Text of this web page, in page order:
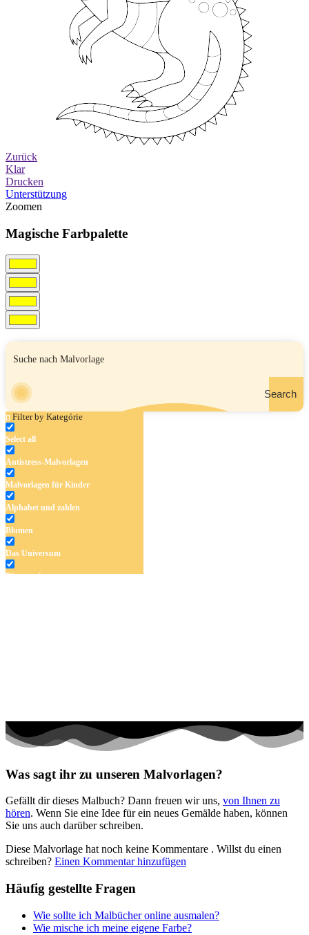
Zurück
Klar
Drucken
Unterstützung
Zoomen
Magische Farbpalette
Search
Filter by Kategórie
Select all
Antistress-Malvorlagen
Malvorlagen für Kinder
Alphabet und zahlen
Blumen
Das Universum
Dinosaurier
Musik und Musikinstrumente
Sommer und Feiertage
Sport
Teddys und Pferde
Tiere und Natur
Valentinstag und Liebe
Winter und Weihnachten
Was sagt ihr zu unseren Malvorlagen?
Gefällt dir dieses Malbuch? Dann freuen wir uns, von Ihnen zu
hören. Wenn Sie eine Idee für ein neues Gemälde haben, können
Sie uns auch darüber schreiben.
Diese Malvorlage hat noch keine Kommentare . Willst du einen
schreiben? Einen Kommentar hinzufügen
Häufig gestellte Fragen
Wie sollte ich Malbücher online ausmalen?
Wie mische ich meine eigene Farbe?